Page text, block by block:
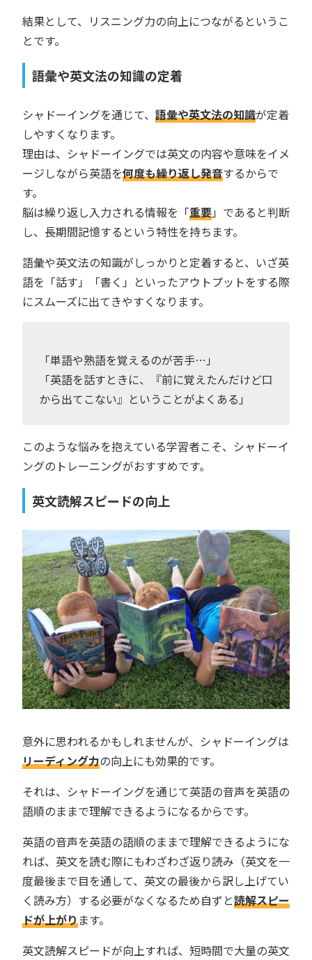
結果として、リスニング力の向上につながるというこ
とです。
語彙や英文法の知識の定着
シャドーイングを通じて、 語彙や英文法の知識が定着
しやすくなります。
理由は、シャドーイングでは英文の内容や意味をイメ
ージしながら英語を何度も繰り返し発音するからで
す。
脳は繰り返し入力される情報を「重要」であると判断
し、長期間記憶するという特性を持ちます。
語彙や英文法の知識がしっかりと定着すると、いざ英
語を「話す」「書く」といったアウトプットをする際
にスムーズに出てきやすくなります。
「単語や熟語を覚えるのが苦手…」
「英語を話すときに、『前に覚えたんだけど口
から出てこない』ということがよくある」
このような悩みを抱えている学習者こそ、シャドーイ
ングのトレーニングがおすすめです。
英文読解スピードの向上
意外に思われるかもしれませんが、シャドーイングは
リーディング力の向上にも効果的です。
それは、シャドーイングを通じて英語の音声を英語の
語順のままで理解できるようになるからです。
英語の音声を英語の語順のままで理解できるようにな
れば、英文を読む際にもわざわざ返り読み（英文を一
度最後まで目を通して、英文の最後から訳し上げてい
く読み方）する必要がなくなるため自ずと読解スピー
ドが上がります。
英文読解スピードが向上すれば、短時間で大量の英文